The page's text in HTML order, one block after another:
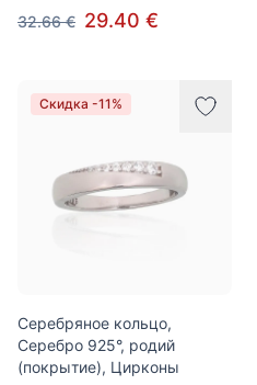
32.66 € 29.40 €
Скидка -11%
Серебряное кольцо,
Серебро 925°, родий
(покрытие), Цирконы